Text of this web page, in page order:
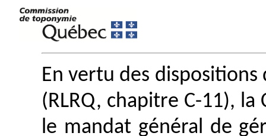
En vertu des dispositions
(RLRQ, chapitre C-11),
le mandat général de